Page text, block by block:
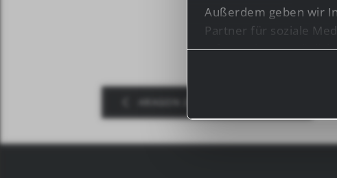
Außerdem geben wir
Partner für soziale
Informationen
haben oder die sie im
Bei bestimmten
Drittländern, wie z.B.